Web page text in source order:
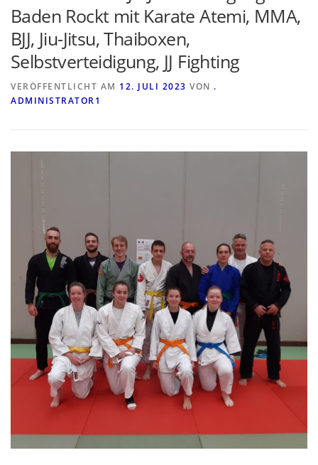
Baden Rockt mit Karate Atemi, MMA,
BJJ, Jiu-Jitsu, Thaiboxen,
Selbstverteidigung, JJ Fighting
VERÖFFENTLICHT AM 12. JULI 2023 VON .
ADMINISTRATOR1